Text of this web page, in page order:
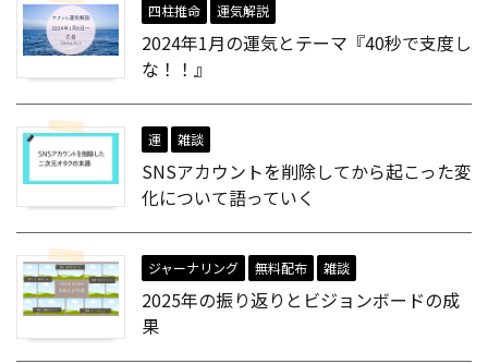
四柱推命 運気解説
2024年1月の運気とテーマ『40秒で支度し
な！！』
運 雑談
SNSアカウントを削除してから起こった変
化について語っていく
ジャーナリング 無料配布 雑談
2025年の振り返りとビジョンボードの成
果